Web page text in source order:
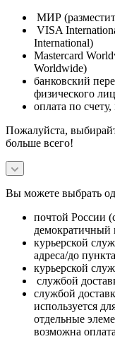
МИР
VISA
International)
Mastercard
Worldwide)
банковский
физического
оплата по
Пожалуйста,
больше всего!
Вы можете выбрать
почтой России
демократичный
курьерской
адреса/до
курьерской
службой
службой
используется
отдельные
возможна